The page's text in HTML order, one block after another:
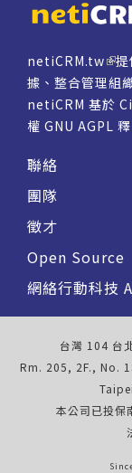
netiCRM.tw
據、整合管理組
netiCRM 基於
權 GNU AGPL
聯絡
團隊
徵才
Open Source
網絡行動科技
台灣 104 台
Rm. 205, 2F., No.
本公司已投保